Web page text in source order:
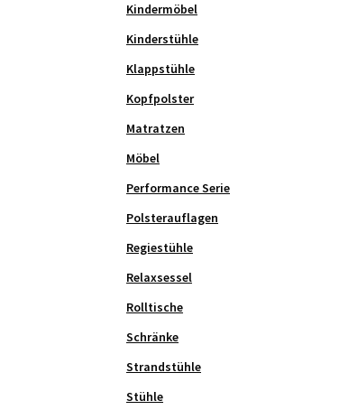
Kindermöbel
Kinderstühle
Klappstühle
Kopfpolster
Matratzen
Möbel
Performance Serie
Polsterauflagen
Regiestühle
Relaxsessel
Rolltische
Schränke
Strandstühle
Stühle